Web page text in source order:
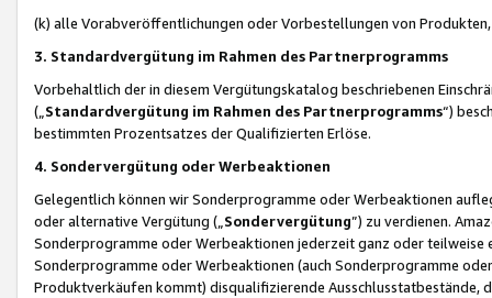
(k) alle Vorabveröffentlichungen oder Vorbestellungen von
3. Standardvergütung im Rahmen des Partnerprogramms
Vorbehaltlich der in diesem Vergütungskatalog beschriebenen
(„ Standardvergütung im Rahmen des Partnerprogramms“)
bestimmten Prozentsatzes der Qualifizierten Erlöse.
4. Sondervergütung oder Werbeaktionen
Gelegentlich können wir Sonderprogramme oder Werbeaktionen
oder alternative Vergütung („ Sondervergütung”) zu verdienen.
Sonderprogramme oder Werbeaktionen jederzeit ganz oder
Sonderprogramme oder Werbeaktionen (auch Sonderprogramme
Produktverkäufen kommt) disqualifizierende Ausschlusstatbestände,